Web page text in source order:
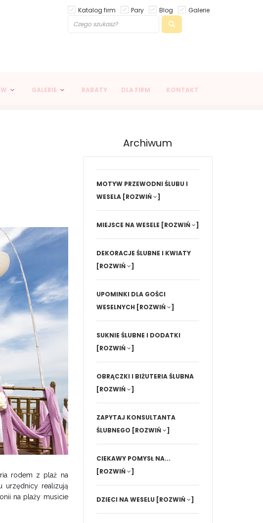
Katalog firm Pary Blog Galerie
GALERIE RABATY DLA FIRM KONTAKT
rodem z plaż na
urzędnicy realizują
na plaży musicie
Archiwum
MOTYW PRZEWODNI ŚLUBU I
WESELA [ROZWIŃ ]
MIEJSCE NA WESELE [ROZWIŃ ]
DEKORACJE ŚLUBNE I KWIATY
[ROZWIŃ
]
UPOMINKI DLA GOŚCI
WESELNYCH [ROZWIŃ ]
SUKNIE ŚLUBNE I DODATKI
[ROZWIŃ
]
OBRĄCZKI I BIŻUTERIA ŚLUBNA
[ROZWIŃ
]
ZAPYTAJ KONSULTANTA
ŚLUBNEGO [ROZWIŃ ]
CIEKAWY POMYSŁ NA...
[ROZWIŃ
]
DZIECI NA WESELU [ROZWIŃ ]